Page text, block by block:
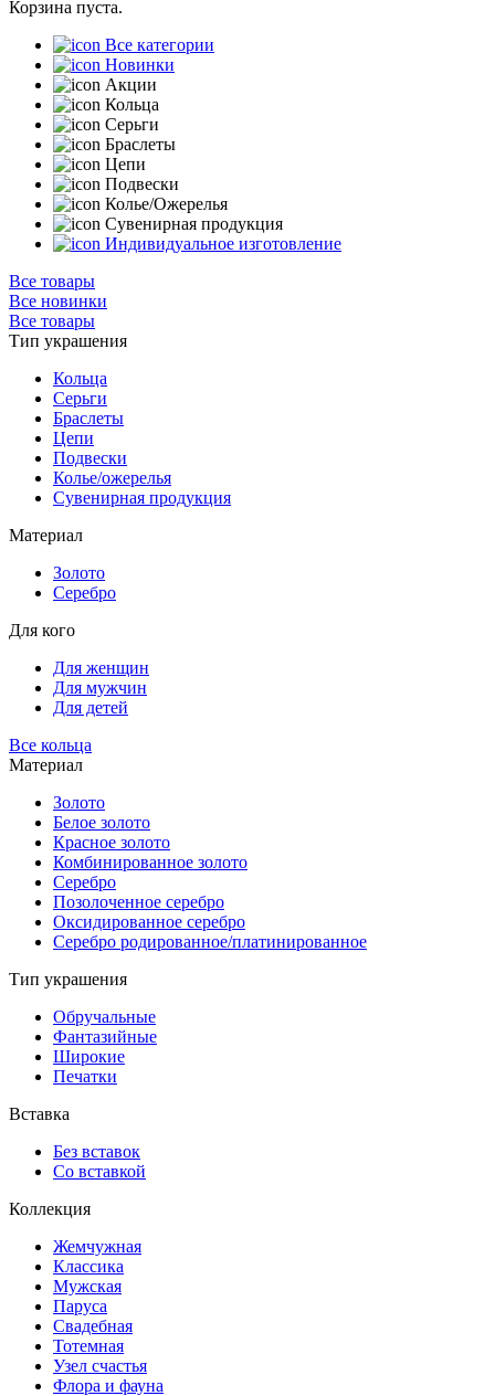
Корзина пуста.
Все категории
Новинки
Акции
Кольца
Серьги
Браслеты
Цепи
Подвески
Колье/Ожерелья
Сувенирная продукция
Индивидуальное изготовление
Все товары
Все новинки
Все товары
Тип украшения
Кольца
Серьги
Браслеты
Цепи
Подвески
Колье/ожерелья
Сувенирная продукция
Материал
Золото
Серебро
Для кого
Для женщин
Для мужчин
Для детей
Все кольца
Материал
Золото
Белое золото
Красное золото
Комбинированное золото
Серебро
Позолоченное серебро
Оксидированное серебро
Серебро родированное/платинированное
Тип украшения
Обручальные
Фантазийные
Широкие
Печатки
Вставка
Без вставок
Со вставкой
Коллекция
Жемчужная
Классика
Мужская
Паруса
Свадебная
Тотемная
Узел счастья
Флора и фауна